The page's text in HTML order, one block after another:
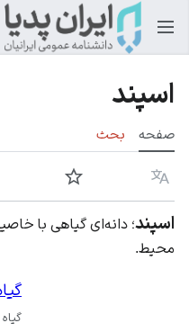
اسپند
صفحه بحث
زبان پیگیری
اسپند؛ دانه‌ای گیاهی با
محیط.